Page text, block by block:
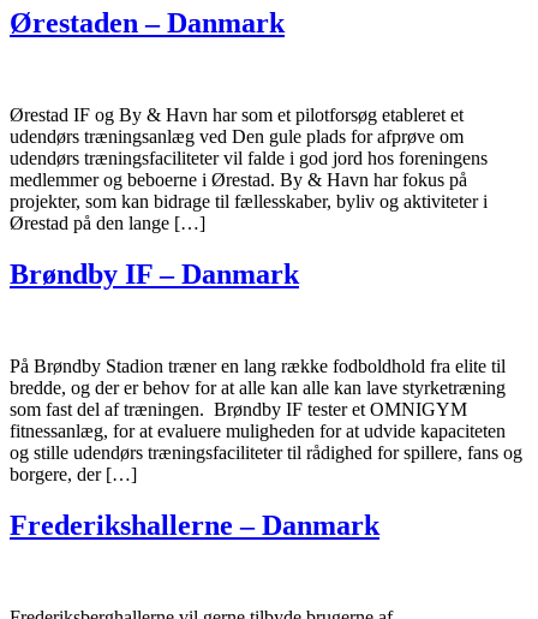
Ørestaden – Danmark
Ørestad IF og By & Havn har som et pilotforsøg etableret et
udendørs træningsanlæg ved Den gule plads for afprøve om
udendørs træningsfaciliteter vil falde i god jord hos foreningens
medlemmer og beboerne i Ørestad. By & Havn har fokus på
projekter, som kan bidrage til fællesskaber, byliv og aktiviteter i
Ørestad på den lange […]
Brøndby IF – Danmark
På Brøndby Stadion træner en lang række fodboldhold fra elite til
bredde, og der er behov for at alle kan alle kan lave styrketræning
som fast del af træningen. Brøndby IF tester et OMNIGYM
fitnessanlæg, for at evaluere muligheden for at udvide kapaciteten
og stille udendørs træningsfaciliteter til rådighed for spillere, fans og
borgere, der […]
Frederikshallerne – Danmark